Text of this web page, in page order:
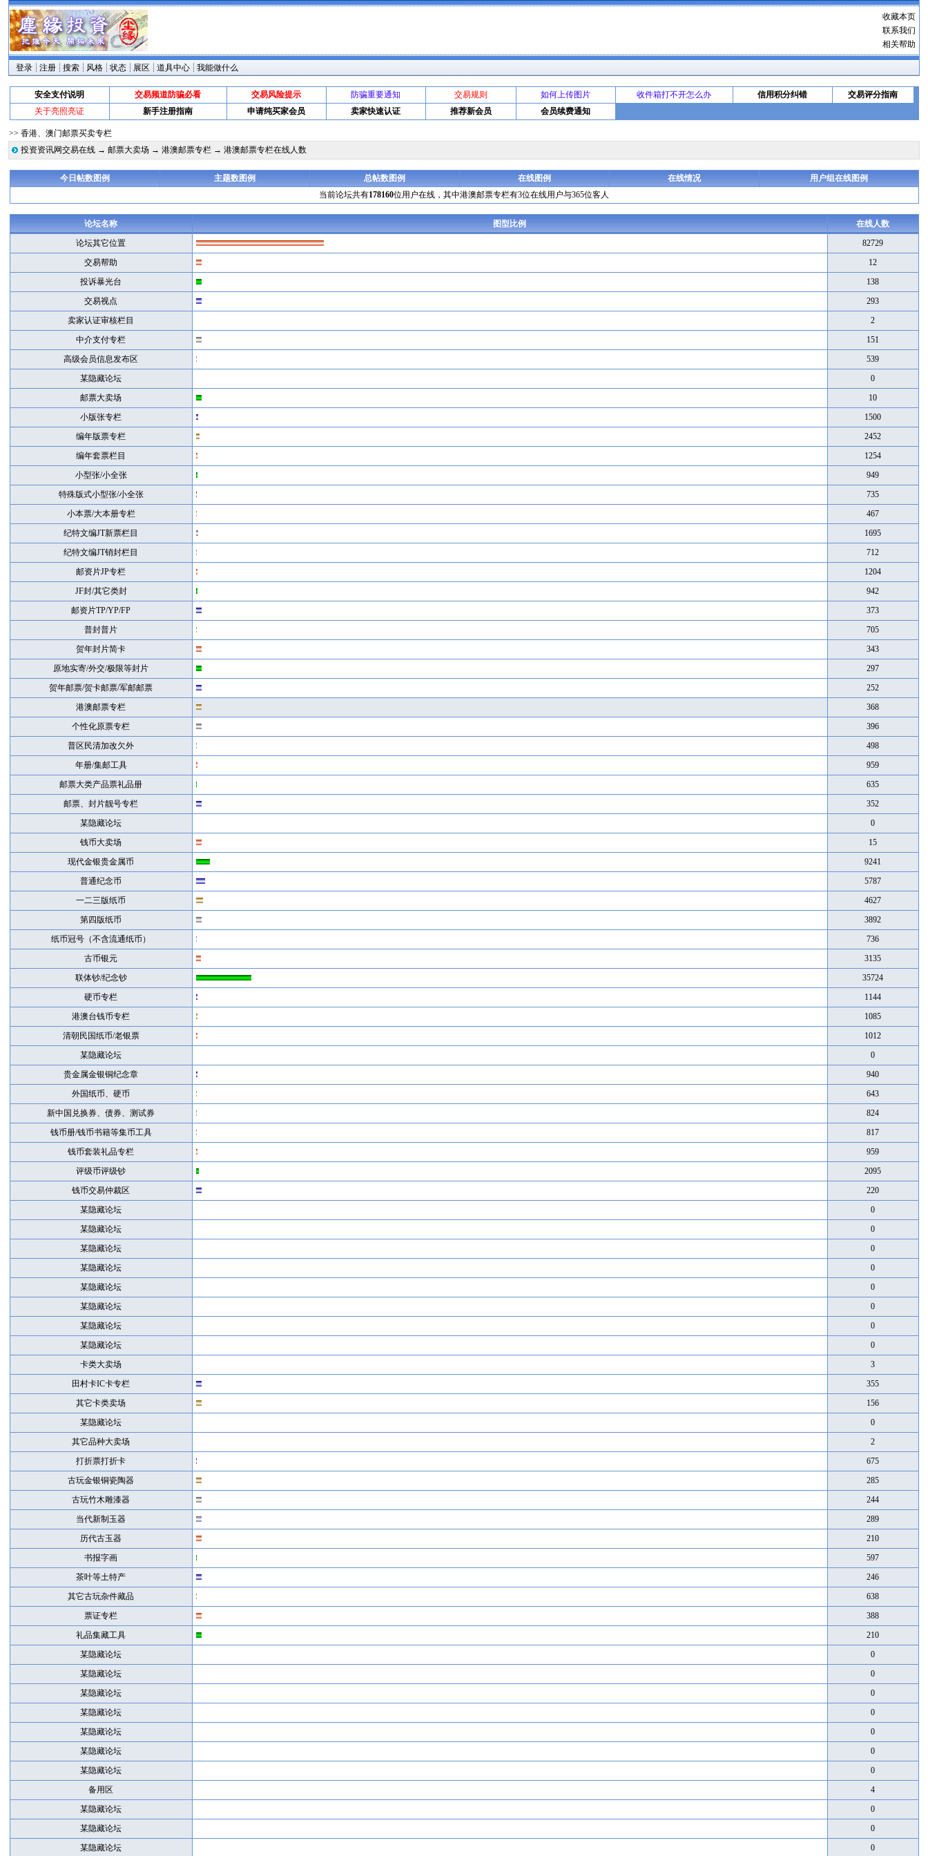
收藏本页
联系我们
相关帮助
登录 注册 搜索 风格 状态 展区 道具中心 我能做什么
安全支付说明 交易频道防骗必看 交易风险提示 防骗重要通知 交易规则 如何上传图片 收件箱打不开怎么办 信用积分纠错
交易评分指南
关于亮照亮证
新手注册指南 申请纯买家会员 卖家快速认证 推荐新会员 会员续费通知
>> 香港、澳门邮票买卖专栏
投资资讯网交易在线 →邮票大卖场 →港澳邮票专栏 → 港澳邮票专栏在线人数
今日帖数图例 主题数图例 总帖数图例 在线图例 在线情况
用户组在线图例
当前论坛共有178160位用户在线，其中港澳邮票专栏有3位在线用户与365位客人
论坛名称 图型比例
在线人数
论坛其它位置
82729
交易帮助
12
投诉暴光台
138
交易视点
293
卖家认证审核栏目
2
中介支付专栏
151
高级会员信息发布区
539
某隐藏论坛
0
邮票大卖场
10
小版张专栏
1500
编年版票专栏
2452
编年套票栏目
1254
小型张/小全张
949
特殊版式小型张/小全张
735
小本票/大本册专栏
467
纪特文编JT新票栏目
1695
纪特文编JT销封栏目
712
邮资片JP专栏
1204
JF封/其它类封
942
邮资片TP/YP/FP
373
普封普片
705
贺年封片简卡
343
原地实寄/外交/极限等封片
297
贺年邮票/贺卡邮票/军邮邮票
252
港澳邮票专栏
368
个性化原票专栏
396
普区民清加改欠外
498
年册/集邮工具
959
邮票大类产品票礼品册
635
邮票、封片靓号专栏
352
某隐藏论坛
0
钱币大卖场
15
现代金银贵金属币
9241
普通纪念币
5787
一二三版纸币
4627
第四版纸币
3892
纸币冠号（不含流通纸币）
736
古币银元
3135
联体钞/纪念钞
35724
硬币专栏
1144
港澳台钱币专栏
1085
清朝民国纸币/老银票
1012
某隐藏论坛
0
贵金属金银铜纪念章
940
外国纸币、硬币
643
新中国兑换券、债券、测试券
824
钱币册/钱币书籍等集币工具
817
钱币套装礼品专栏
959
评级币评级钞
2095
钱币交易仲裁区
220
某隐藏论坛
0
某隐藏论坛
0
某隐藏论坛
0
某隐藏论坛
0
某隐藏论坛
0
某隐藏论坛
0
某隐藏论坛
0
某隐藏论坛
0
卡类大卖场
3
田村卡IC卡专栏
355
其它卡类卖场
156
某隐藏论坛
0
其它品种大卖场
2
打折票打折卡
675
古玩金银铜瓷陶器
285
古玩竹木雕漆器
244
当代新制玉器
289
历代古玉器
210
书报字画
597
茶叶等土特产
246
其它古玩杂件藏品
638
票证专栏
388
礼品集藏工具
210
某隐藏论坛
0
某隐藏论坛
0
某隐藏论坛
0
某隐藏论坛
0
某隐藏论坛
0
某隐藏论坛
0
某隐藏论坛
0
备用区
4
某隐藏论坛
0
某隐藏论坛
0
某隐藏论坛
0